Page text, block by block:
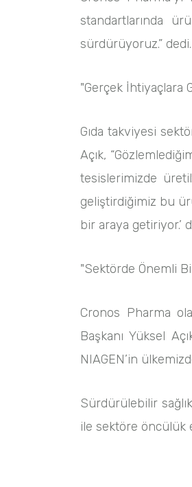
standartlarında
sürdürüyoruz.” dedi.
"Gerçek İhtiyaçlara
Gıda takviyesi
Açık,
tesislerimizde
geliştirdiğimiz bu
bir araya getiriyor.’
"Sektörde Önemli
Cronos Pharma
Başkanı Yüksel
NIAGEN’in
Sürdürülebilir
ile sektöre öncülük